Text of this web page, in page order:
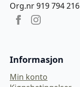
Org.nr 919 794 216
Informasjon
Min konto